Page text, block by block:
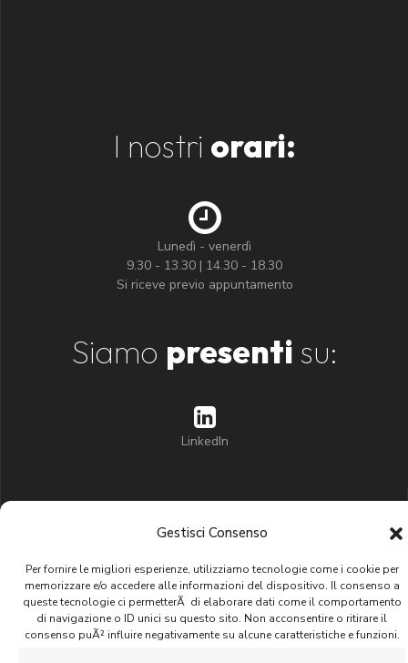
Gestisci Consenso
Per fornire le migliori esperienze, utilizziamo tecnologie come i cookie per
memorizzare e/o accedere alle informazioni del dispositivo. Il consenso a
queste tecnologie ci permetterÃ di elaborare dati come il comportamento
di navigazione o ID unici su questo sito. Non acconsentire o ritirare il
consenso puÃ² influire negativamente su alcune caratteristiche e funzioni.
I nostri orari:
Lunedì - venerdì
9.30 - 13.30 | 14.30 - 18.30
Si riceve previo appuntamento
Siamo presenti su:
LinkedIn
Siamopartnerdi: